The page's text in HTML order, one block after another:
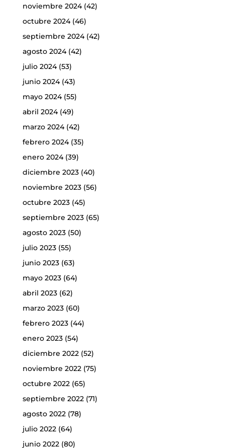
noviembre 2024(42)
octubre 2024(46)
septiembre 2024(42)
agosto 2024(42)
julio 2024(53)
junio 2024(43)
mayo 2024(55)
abril 2024(49)
marzo 2024(42)
febrero 2024(35)
enero 2024(39)
diciembre 2023(40)
noviembre 2023(56)
octubre 2023(45)
septiembre 2023(65)
agosto 2023(50)
julio 2023(55)
junio 2023(63)
mayo 2023(64)
abril 2023(62)
marzo 2023(60)
febrero 2023(44)
enero 2023(54)
diciembre 2022(52)
noviembre 2022(75)
octubre 2022(65)
septiembre 2022(71)
agosto 2022(78)
julio 2022(64)
junio 2022(80)